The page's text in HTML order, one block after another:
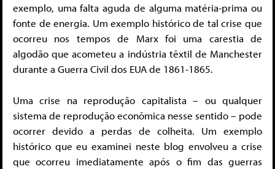
exemplo, uma falta aguda de alguma matéria-prima ou
fonte de energia. Um exemplo histórico de tal crise que
ocorreu nos tempos de Marx foi uma carestia de
algodão que acometeu a indústria têxtil de Manchester
durante a Guerra Civil dos EUA de 1861-1865.
Uma crise na reprodução capitalista – ou qualquer
sistema de reprodução econômica nesse sentido – pode
ocorrer devido a perdas de colheita. Um exemplo
histórico que eu examinei neste blog envolveu a crise
que ocorreu imediatamente após o fim das guerras